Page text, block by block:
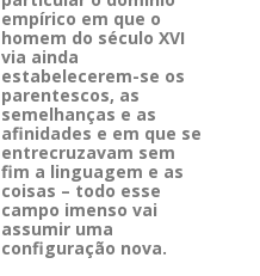
empírico em que o
homem do século XVI
via ainda
estabelecerem-se os
parentescos, as
semelhanças e as
afinidades e em que se
entrecruzavam sem
fim a linguagem e as
coisas – todo esse
campo imenso vai
assumir uma
configuração nova.